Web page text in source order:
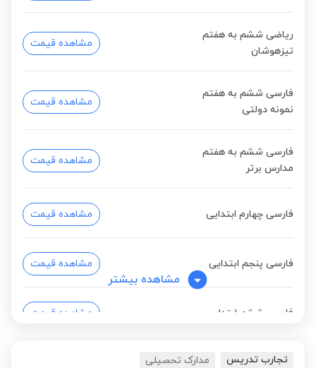
ریاضی ششم به هفتم
تیزهوشان
مشاهده قیمت
فارسی ششم به هفتم
نمونه دولتی
مشاهده قیمت
فارسی ششم به هفتم
مدارس برتر
مشاهده قیمت
فارسی چهارم ابتدایی مشاهده قیمت
فارسی پنجم ابتدایی مشاهده قیمت
فارسی ششم ابتدایی مشاهده قیمت
استعداد تحلیلی ششم به
مشاهده بیشتر
تجارب تدریس مدارک تحصیلی